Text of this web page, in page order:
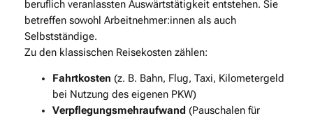
beruflich veranlassten Auswärtstätigkeit entstehen. Sie
betreffen sowohl Arbeitnehmer:innen als auch
Selbstständige.
Zu den klassischen Reisekosten zählen:
Fahrtkosten (z. B. Bahn, Flug, Taxi, Kilometergeld
bei Nutzung des eigenen PKW)
Verpflegungsmehraufwand(Pauschalen für